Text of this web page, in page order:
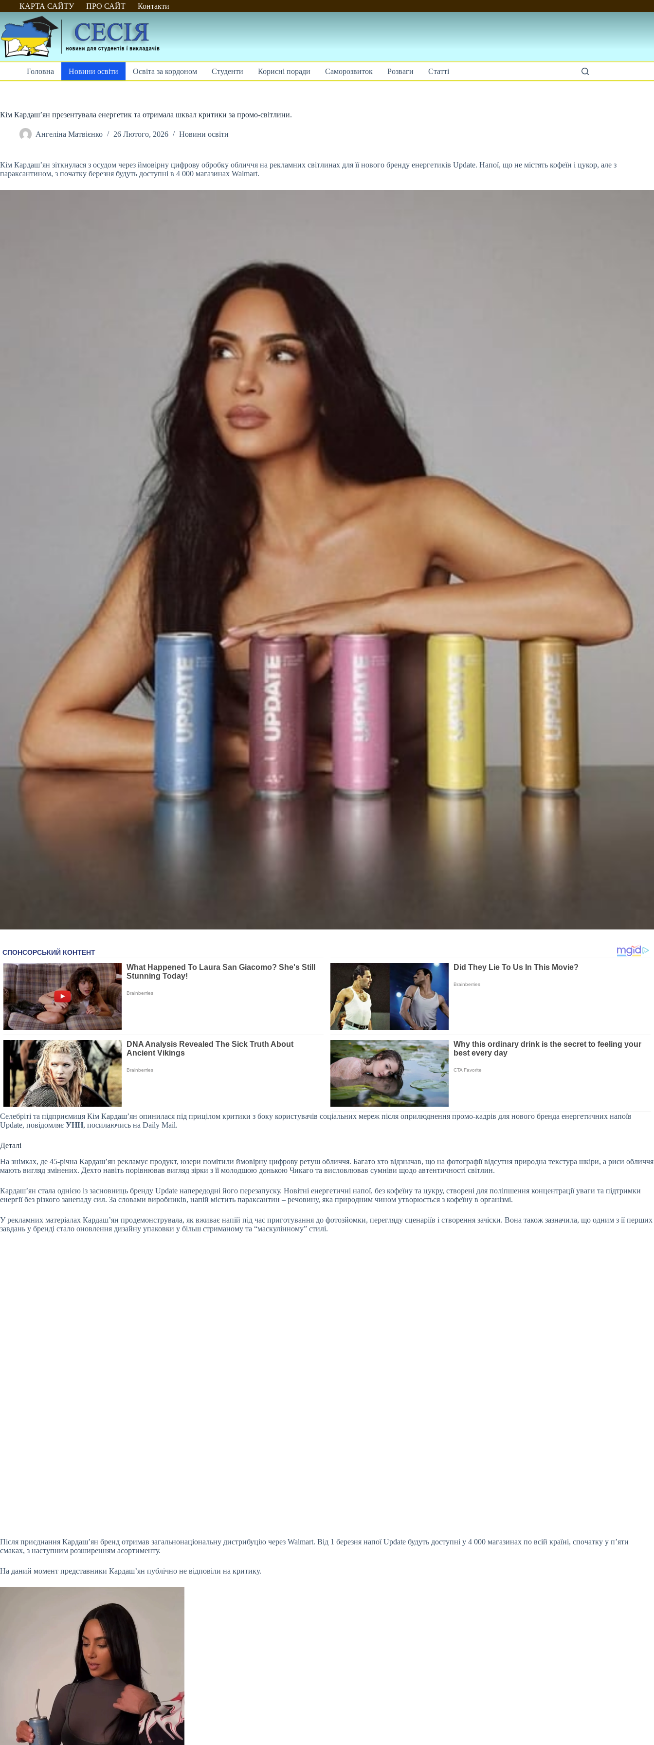
Перейти
до
КАРТА САЙТУ ПРО САЙТ Контакти
Головна Новини освіти Освіта за кордоном Студенти Корисні поради Саморозвиток Розваги Статті
Кім Кардаш’ян презентувала енергетик та отримала шквал критики за промо-світлини.
Ангеліна Матвієнко 26 Лютого, 2026 Новини освіти
Кім Кардаш’ян зіткнулася з осудом через ймовірну цифрову обробку обличчя на рекламних світлинах для її нового бренду енергетиків Update. Напої, що не містять кофеїн і цукор, але з
параксантином, з початку березня будуть доступні в 4 000 магазинах Walmart.
Селебріті та підприємиця Кім Кардаш’ян опинилася під прицілом критики з боку користувачів соціальних мереж після оприлюднення промо-кадрів для нового бренда енергетичних напоїв
Update, повідомляє УНН, посилаючись на Daily Mail.
Деталі
На знімках, де 45-річна Кардаш’ян рекламує продукт, юзери помітили ймовірну цифрову ретуш обличчя. Багато хто відзначав, що на фотографії відсутня природна текстура шкіри, а риси обличчя
мають вигляд змінених. Дехто навіть порівнював вигляд зірки з її молодшою донькою Чикаго та висловлював сумніви щодо автентичності світлин.
Кардаш’ян стала однією із засновниць бренду Update напередодні його перезапуску. Новітні енергетичні напої, без кофеїну та цукру, створені для поліпшення концентрації уваги та підтримки
енергії без різкого занепаду сил. За словами виробників, напій містить параксантин – речовину, яка природним чином утворюється з кофеїну в організмі.
У рекламних матеріалах Кардаш’ян продемонструвала, як вживає напій під час приготування до фотозйомки, перегляду сценаріїв і створення зачіски. Вона також зазначила, що одним з її перших
завдань у бренді стало оновлення дизайну упаковки у більш стриманому та “маскулінному” стилі.
Після приєднання Кардаш’ян бренд отримав загальнонаціональну дистрибуцію через Walmart. Від 1 березня напої Update будуть доступні у 4 000 магазинах по всій країні, спочатку у п’яти
смаках, з наступним розширенням асортименту.
На даний момент представники Кардаш’ян публічно не відповіли на критику.